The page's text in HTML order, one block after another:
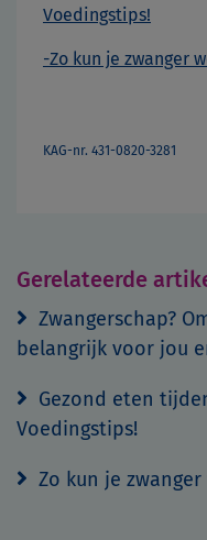
Voedingstips!
-Zo kun je zwanger
KAG-nr. 431-0820-3281
Gerelateerde
Zwangerschap?
belangrijk voor jou
Gezond eten
Voedingstips!
Zo kun je